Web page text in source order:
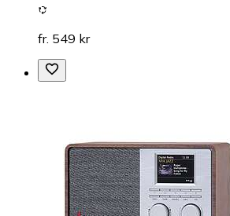
fr. 549 kr